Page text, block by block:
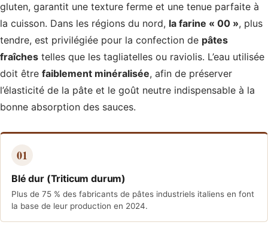
gluten, garantit une texture ferme et une tenue parfaite à
la cuisson. Dans les régions du nord, la farine « 00 », plus
tendre, est privilégiée pour la confection de pâtes
fraîches telles que les tagliatelles ou raviolis. L’eau utilisée
doit être faiblement minéralisée, afin de préserver
l’élasticité de la pâte et le goût neutre indispensable à la
bonne absorption des sauces.
01
Blé dur (Triticum durum)
Plus de 75 % des fabricants de pâtes industriels italiens en font
la base de leur production en 2024.